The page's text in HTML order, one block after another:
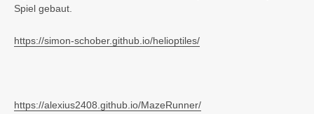
Spiel gebaut.
https://simon-schober.github.io/helioptiles/
https://alexius2408.github.io/MazeRunner/